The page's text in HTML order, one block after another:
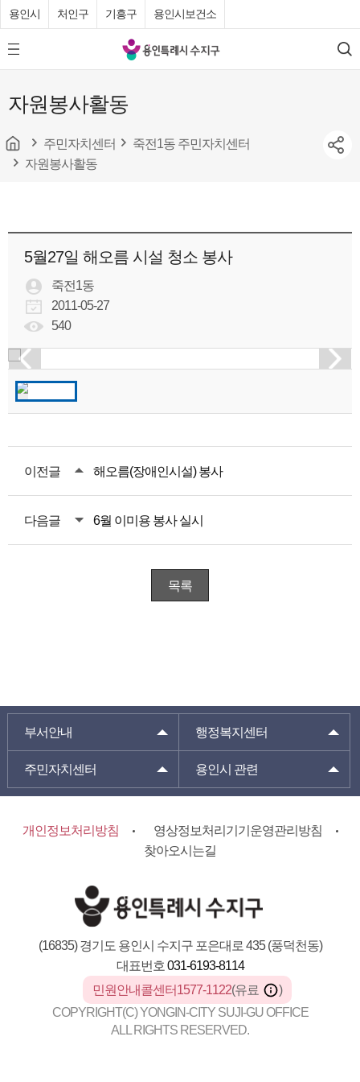
용인시 처인구 기흥구 용인시보건소
모
바
메
뉴
튼
용
인
례
수
검
색
자원봉사활동
주민자치센터
죽전1동 주민자치센터
자원봉사활동
5월27일 해오름 시설 청소 봉사
죽전1동
2011-05-27
540
이전글 해오름(장애인시설) 봉사
다음글 6월 이미용 봉사 실시
목록
부서안내 행정복지센터
주민자치센터 용인시 관련
개인정보처리방침
영상정보처리기기운영관리방침
찾아오시는길
(16835) 경기도 용인시 수지구 포은대로 435 (풍덕천동)
대표번호 031-6193-8114
민원안내콜센터1577-1122(유료
)
COPYRIGHT(C) YONGIN-CITY SUJI-GU OFFICE
ALL RIGHTS RESERVED.